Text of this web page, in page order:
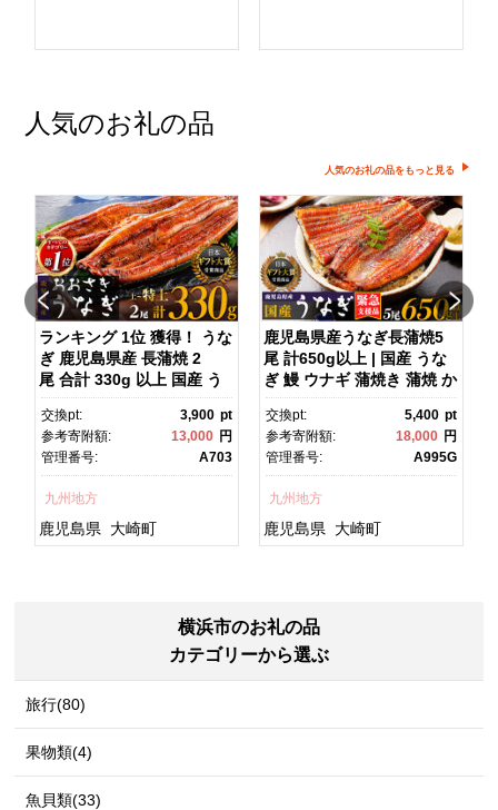
人気のお礼の品
人気のお礼の品をもっと見る
ランキング 1位 獲得！ うな
ぎ 鹿児島県産 長蒲焼 2
尾 合計 330g 以上 国産 う
なぎ 鰻 ウナギ 蒲焼き 蒲
焼 かばやき 魚 魚介 魚貝 海
鮮 うな重 ひつまぶし 蒲
焼 訳あり ギフト 人気 おす
半島 A703
交換pt: 3,900 pt
参考寄附額:
13,000 円
管理番号:
A703
九州地方
鹿児島県 大崎町
鹿児島県産うなぎ長蒲焼5
尾 計650g以上 | 国産 うな
ぎ 鰻 ウナギ 蒲焼き 蒲焼 か
ばやき unagi うなぎ蒲
焼 土用丑の日 土用の丑の
日 丑の日 魚 魚介 魚貝 海
鮮 うな重 蒲焼 訳あり ギフ
県 大崎町 大隅半
島 A995G 【会員限定のお
礼の品】【うなぎ蒲焼 国
交換pt: 5,400 pt
参考寄附額:
18,000 円
管理番号:
A995G
九州地方
鹿児島県 大崎町
横浜市のお礼の品
カテゴリーから選ぶ
旅行(80)
果物類(4)
魚貝類(33)